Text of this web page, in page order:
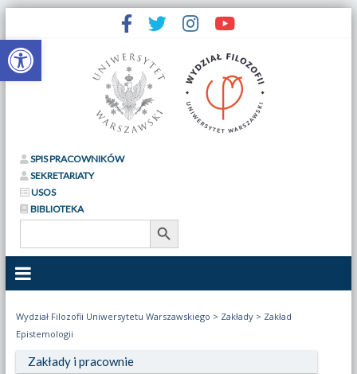
Otwórz pasek narzędzi
SPIS PRACOWNIKÓW
SEKRETARIATY
USOS
BIBLIOTEKA
Search
Search Button
Wydział Filozofii Uniwersytetu Warszawskiego > Zakłady> Zakład
Epistemologii
Zakłady i pracownie